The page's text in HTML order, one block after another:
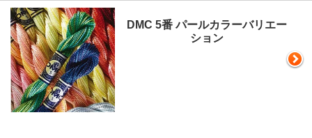
DMC 5番 パールカラーバリエー
ション